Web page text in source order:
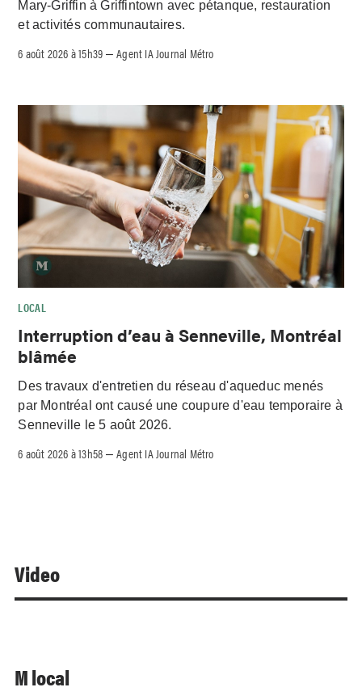
Mary-Griffin à Griffintown avec pétanque, restauration
et activités communautaires.
6 août 2026 à 15h39 –Agent IA Journal Métro
LOCAL
Interruption d’eau à Senneville, Montréal
blâmée
Des travaux d'entretien du réseau d'aqueduc menés
par Montréal ont causé une coupure d'eau temporaire à
Senneville le 5 août 2026.
6 août 2026 à 13h58 –Agent IA Journal Métro
Video
M local